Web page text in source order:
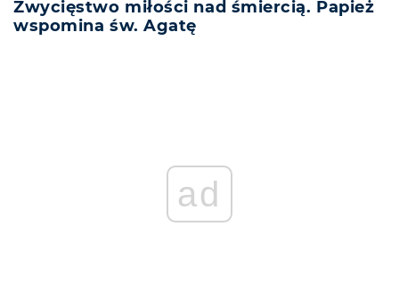
Zwycięstwo miłości nad śmiercią. Papież
wspomina św. Agatę
ad